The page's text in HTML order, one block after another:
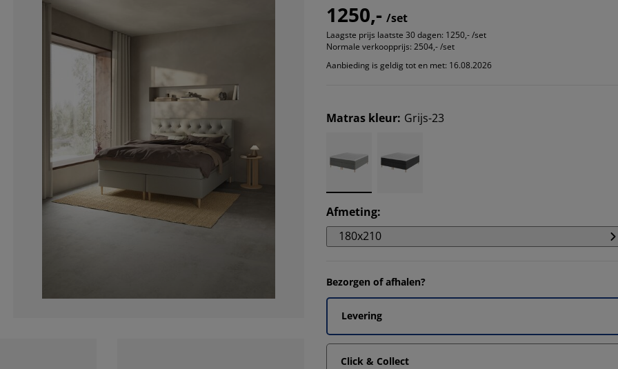
1250,- /set
Laagste prijs laatste 30 dagen: 1250,- /set
Normale verkoopprijs: 2504,- /set
Aanbieding is geldig tot en met: 16.08.2026
Matras kleur: Grijs-23
Afmeting:
180x210
Bezorgen of afhalen?
Levering
Click & Collect